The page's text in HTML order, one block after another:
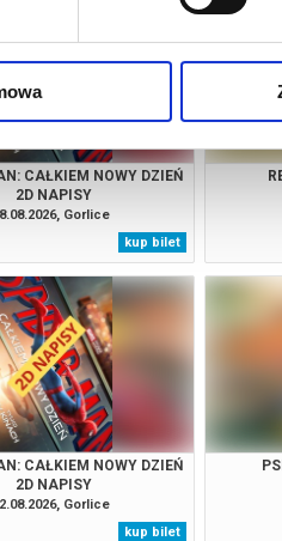
CAŁKIEM NOWY DZIEŃ
2D NAPISY
Gorlice
kup bilet
CAŁKIEM NOWY DZIEŃ
2D NAPISY
Gorlice
kup bilet